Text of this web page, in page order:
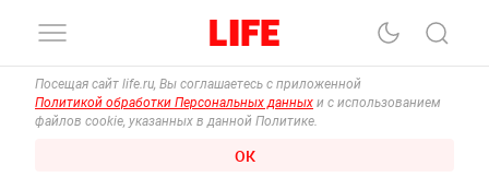
Посещая сайт life.ru, Вы соглашаетесь с приложенной
Политикой обработки Персональных данных и с использованием
файлов cookie, указанных в данной Политике.
ОК